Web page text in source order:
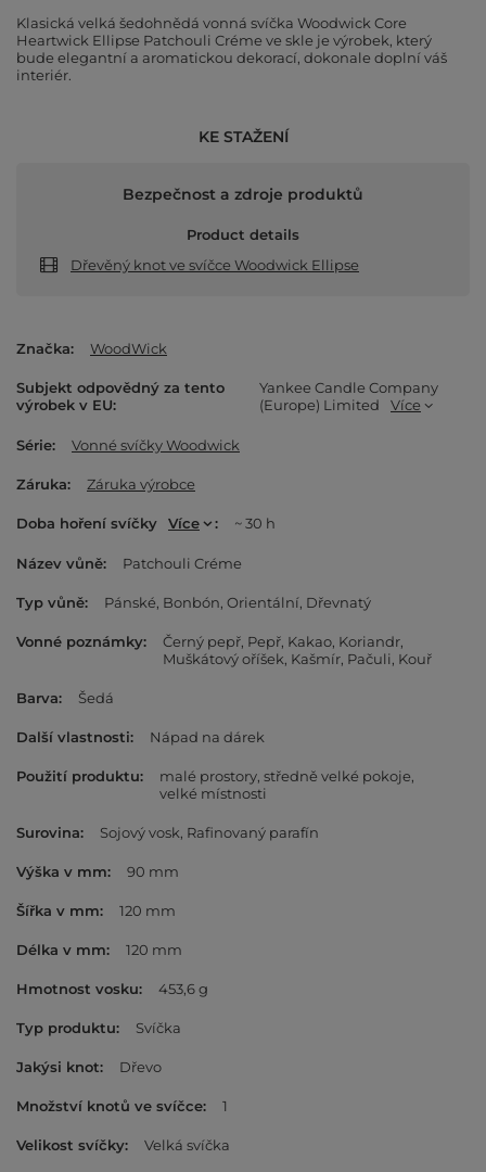
Klasická velká šedohnědá vonná svíčka Woodwick Core
Heartwick Ellipse Patchouli Créme ve skle je výrobek, který
bude elegantní a aromatickou dekorací, dokonale doplní váš
interiér.
KE STAŽENÍ
Bezpečnost a zdroje produktů
Product details
Dřevěný knot ve svíčce Woodwick Ellipse
Značka WoodWick
Subjekt odpovědný za tento
výrobek v EU
Yankee Candle Company
(Europe) Limited
Více
Série Vonné svíčky Woodwick
Záruka Záruka výrobce
Doba hoření svíčky Více ~ 30 h
Název vůně Patchouli Créme
Typ vůně Pánské Bonbón Orientální Dřevnatý
Vonné poznámky Černý pepř Pepř Kakao Koriandr
Muškátový oříšek Kašmír Pačuli Kouř
Barva Šedá
Další vlastnosti Nápad na dárek
Použití produktu malé prostory středně velké pokoje
velké místnosti
Surovina Sojový vosk Rafinovaný parafín
Výška v mm 90 mm
Šířka v mm 120 mm
Délka v mm 120 mm
Hmotnost vosku 453,6 g
Typ produktu Svíčka
Jakýsi knot Dřevo
Množství knotů ve svíčce 1
Velikost svíčky Velká svíčka